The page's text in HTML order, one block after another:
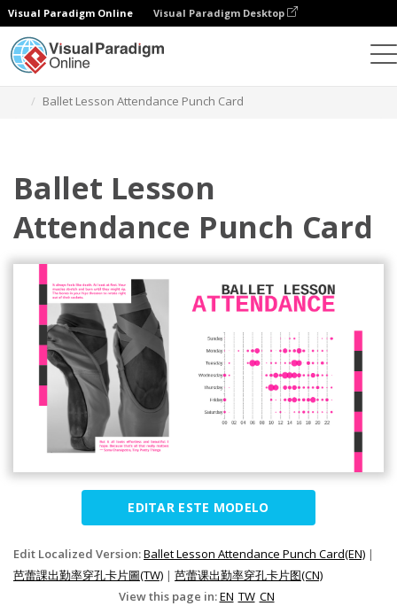
Visual Paradigm Online Visual Paradigm Desktop
Ballet Lesson Attendance Punch Card
Ballet Lesson
Attendance Punch Card
EDITAR ESTE MODELO
Edit Localized Version:Ballet Lesson Attendance Punch Card(EN) |
芭蕾課出勤率穿孔卡片圖(TW) | 芭蕾课出勤率穿孔卡片图(CN)
View this page in:EN TW CN